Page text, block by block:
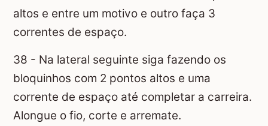
altos e entre um motivo e outro faça 3
correntes de espaço.
38 - Na lateral seguinte siga fazendo os
bloquinhos com 2 pontos altos e uma
corrente de espaço até completar a carreira.
Alongue o fio, corte e arremate.